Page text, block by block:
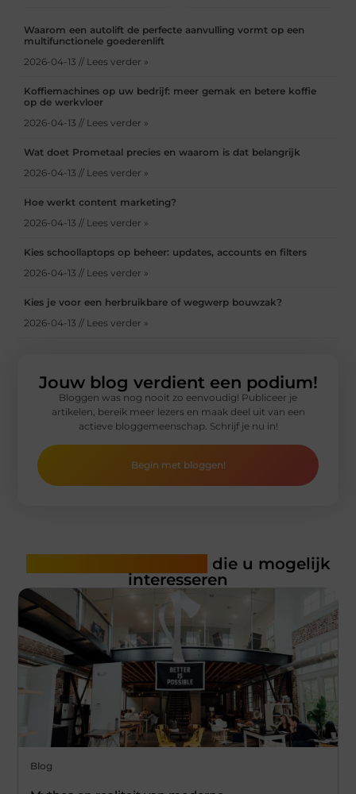
Waarom een autolift de perfecte aanvulling vormt op een
multifunctionele goederenlift
2026-04-13 // Lees verder »
Koffiemachines op uw bedrijf: meer gemak en betere koffie
op de werkvloer
2026-04-13 // Lees verder »
Wat doet Prometaal precies en waarom is dat belangrijk
2026-04-13 // Lees verder »
Hoe werkt content marketing?
2026-04-13 // Lees verder »
Kies schoollaptops op beheer: updates, accounts en filters
2026-04-13 // Lees verder »
Kies je voor een herbruikbare of wegwerp bouwzak?
2026-04-13 // Lees verder »
Jouw blog verdient een podium!
Bloggen was nog nooit zo eenvoudig! Publiceer je
artikelen, bereik meer lezers en maak deel uit van een
actieve bloggemeenschap. Schrijf je nu in!
Begin met bloggen!
die u mogelijk
interesseren
Blog